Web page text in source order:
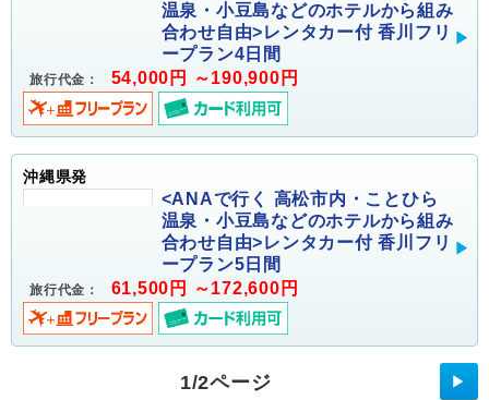
温泉・小豆島などのホテルから組み
合わせ自由>レンタカー付 香川フリ
ープラン4日間
旅行代金： 54,000円 ～190,900円
沖縄県発
<ANAで行く 高松市内・ことひら
温泉・小豆島などのホテルから組み
合わせ自由>レンタカー付 香川フリ
ープラン5日間
旅行代金： 61,500円 ～172,600円
1/2ページ ▶